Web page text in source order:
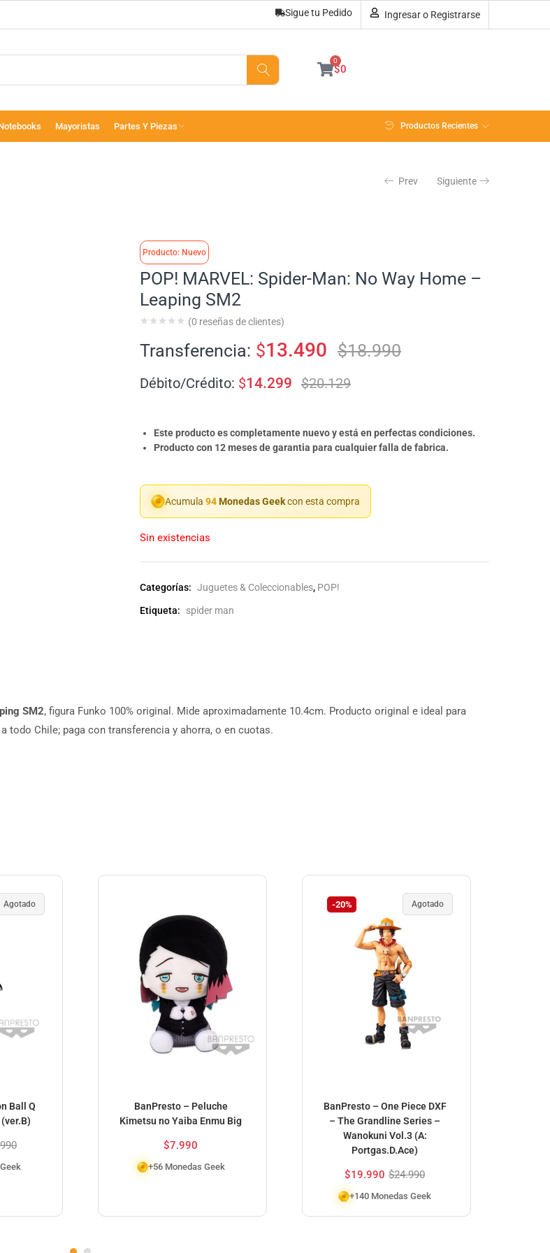
Sigue tu Pedido Ingresar o Registrarse
$0
0
Mayoristas Partes Y Piezas Productos Recientes
Prev Siguiente
Sin existencias
Producto: Nuevo
POP! MARVEL: Spider-Man: No Way Home –
Leaping SM2
(0 reseñas de clientes)
Transferencia: $13.490 $18.990
Débito/Crédito: $14.299 $20.129
Este producto es completamente nuevo y está en perfectas condiciones.
Producto con 12 meses de garantia para cualquier falla de fabrica.
Acumula 94Monedas Geekcon esta compra
Sin existencias
Categorías: Juguetes & Coleccionables, POP!
Etiqueta: spider man
SM2, figura Funko 100% original. Mide aproximadamente 10.4cm. Producto original e ideal para
todo Chile; paga con transferencia y ahorra, o en cuotas.
Agotado
Ball Q
BanPresto – Peluche
Kimetsu no Yaiba Enmu Big
$7.990
+56 Monedas Geek
-20% Agotado
BanPresto – One Piece DXF
– The Grandline Series –
Wanokuni Vol.3 (A:
Portgas.D.Ace)
$19.990 $24.990
+140 Monedas Geek